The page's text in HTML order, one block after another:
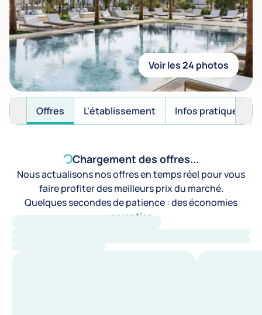
Voir les 24 photos
Offres L'établissement Infos pratiques
Chargement des offres...
Nous actualisons nos offres en temps réel pour vous
faire profiter des meilleurs prix du marché.
Quelques secondes de patience : des économies
garanties